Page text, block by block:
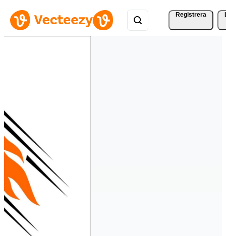
Registrera